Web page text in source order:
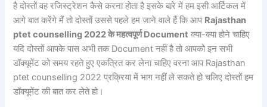
है दोस्तों वह रजिस्ट्रेशन कैसे करना होता है इसके बारे में हम इसी आर्टिकल में
आगे बात करेंगे मैं तो दोस्तों उससे पहले हम जाने वाले हैं कि आप Rajasthan
ptet counselling 2022 के महत्वपूर्ण Document क्या-क्या होने चाहिए
यदि दोस्तों आपके पास अभी तक Document नहीं है तो आपको इन सभी
डॉक्यूमेंट को समय रहते हुए एकत्रित कर लेना चाहिए वरना आप Rajasthan
ptet counselling 2022 प्रक्रिया में भाग नहीं ले सकते हो चलिए दोस्तों हम
डॉक्यूमेंट की बात कर लेते हो।